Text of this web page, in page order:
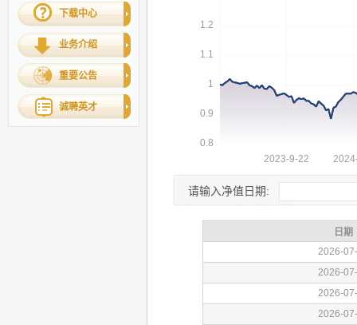
下载中心
业务介绍
重要公告
诚聘英才
请输入净值日期: